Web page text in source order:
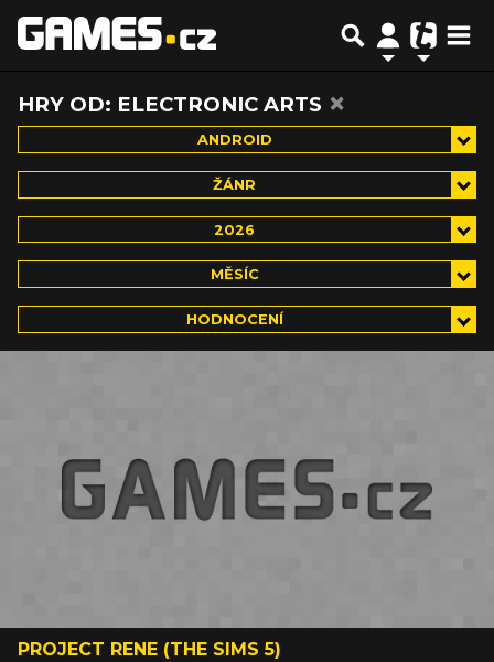
HRY OD: ELECTRONIC ARTS ×
ANDROID
ŽÁNR
2026
MĚSÍC
HODNOCENÍ
PROJECT RENE (THE SIMS 5)